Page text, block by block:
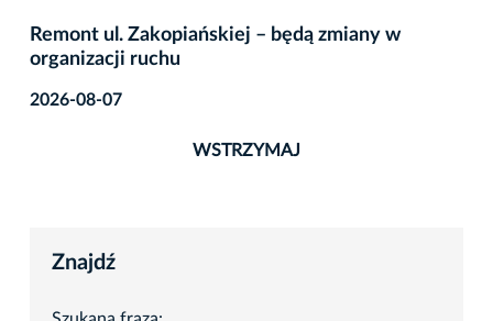
Remont ul. Zakopiańskiej – będą zmiany w
organizacji ruchu
2026-08-07
WSTRZYMAJ
Znajdź